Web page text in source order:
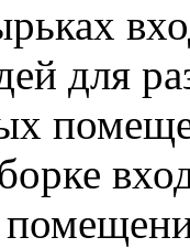
для